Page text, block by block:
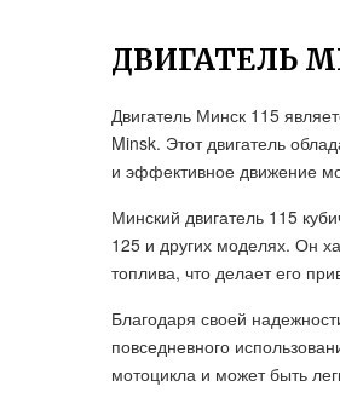
ДВИГАТЕЛЬ
Двигатель Минск 115
Minsk. Этот двигатель
и эффективное движение
Минский двигатель 115
125 и других моделях. Он
топлива, что делает его
Благодаря своей
повседневного
мотоцикла и может быть